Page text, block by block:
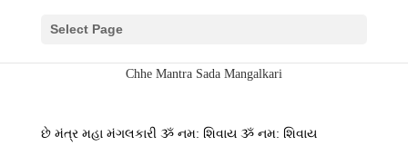
Select Page
Chhe Mantra Sada Mangalkari
છે મંત્ર મહા મંગલકારી ૐ નમ: શિવાય ૐ નમ: શિવાય